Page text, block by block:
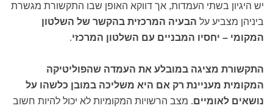
יש היגיון בשתי העמדות, אך דווקא האופן שבו התקשורת מגשרת
ביניהן מצביע על הבעיה המרכזית בהקשר של השלטון
המקומי – יחסיו המבניים עם השלטון המרכזי.
התקשורת מציגה במובלע את העמדה שהפוליטיקה
המקומית מעניינת רק אם היא משליכה במובן כלשהו על
נושאים לאומיים. מצב הרשויות המקומיות לא יכול להיות חשוב